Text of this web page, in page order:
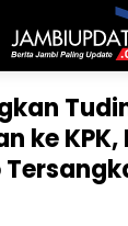
ke KPK,